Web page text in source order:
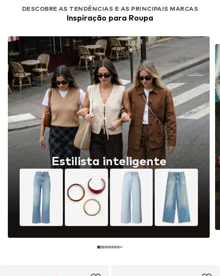
DESCOBRE AS TENDÊNCIAS E AS PRINCIPAIS MARCAS
Inspiração para Roupa
Estilista inteligente